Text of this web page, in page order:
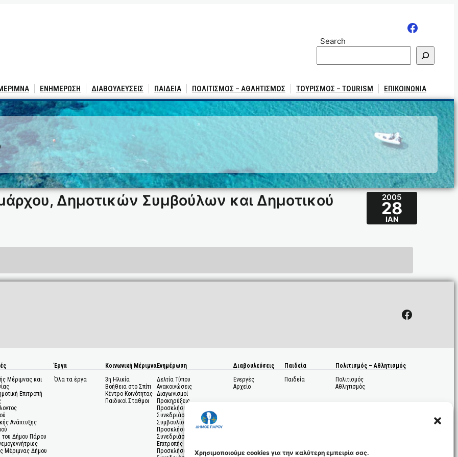
Χρησιμοποιούμε cookies για την καλύτερη εμπειρία σας.
Search
ΕΝΗΜΕΡΩΣΗ ΔΙΑΒΟΥΛΕΥΣΕΙΣ ΠΑΙΔΕΙΑ ΠΟΛΙΤΙΣΜΟΣ – ΑΘΛΗΤΙΣΜΟΣ ΤΟΥΡΙΣΜΟΣ – TOURISM ΕΠΙΚΟΙΝΩΝΙΑ
Δημοτικών Συμβούλων και Δημοτικού
2005
28
ΙΑΝ
Facebook
Μέριμνας και
Επιτροπή
Ανάπτυξης
του Δήμου Πάρου
Μέριμνας Δήμου
Έργα
Όλα τα έργα
Κοινωνική Μέριμνα
3η Ηλικία
Βοήθεια στο Σπίτι
Κέντρο Κοινότητας
Παιδικοί Σταθμοι
Ενημέρωση
Δελτία Τύπου
Ανακοινώσεις
Διαγωνισμοί
Προκηρύξεις
Προσκλήσεις σε
Συνεδριάσεις Δημοτικού
Συμβουλίου
Προσκλήσεις σε
Συνεδριάσεις Δημοτικής
Επιτροπής
Προσκλήσεις σε
Διαβουλεύσεις
Ενεργές
Αρχείο
Παιδεία
Παιδεία
Πολιτισμός – Αθλητισμός
Πολιτισμός
Αθλητισμός